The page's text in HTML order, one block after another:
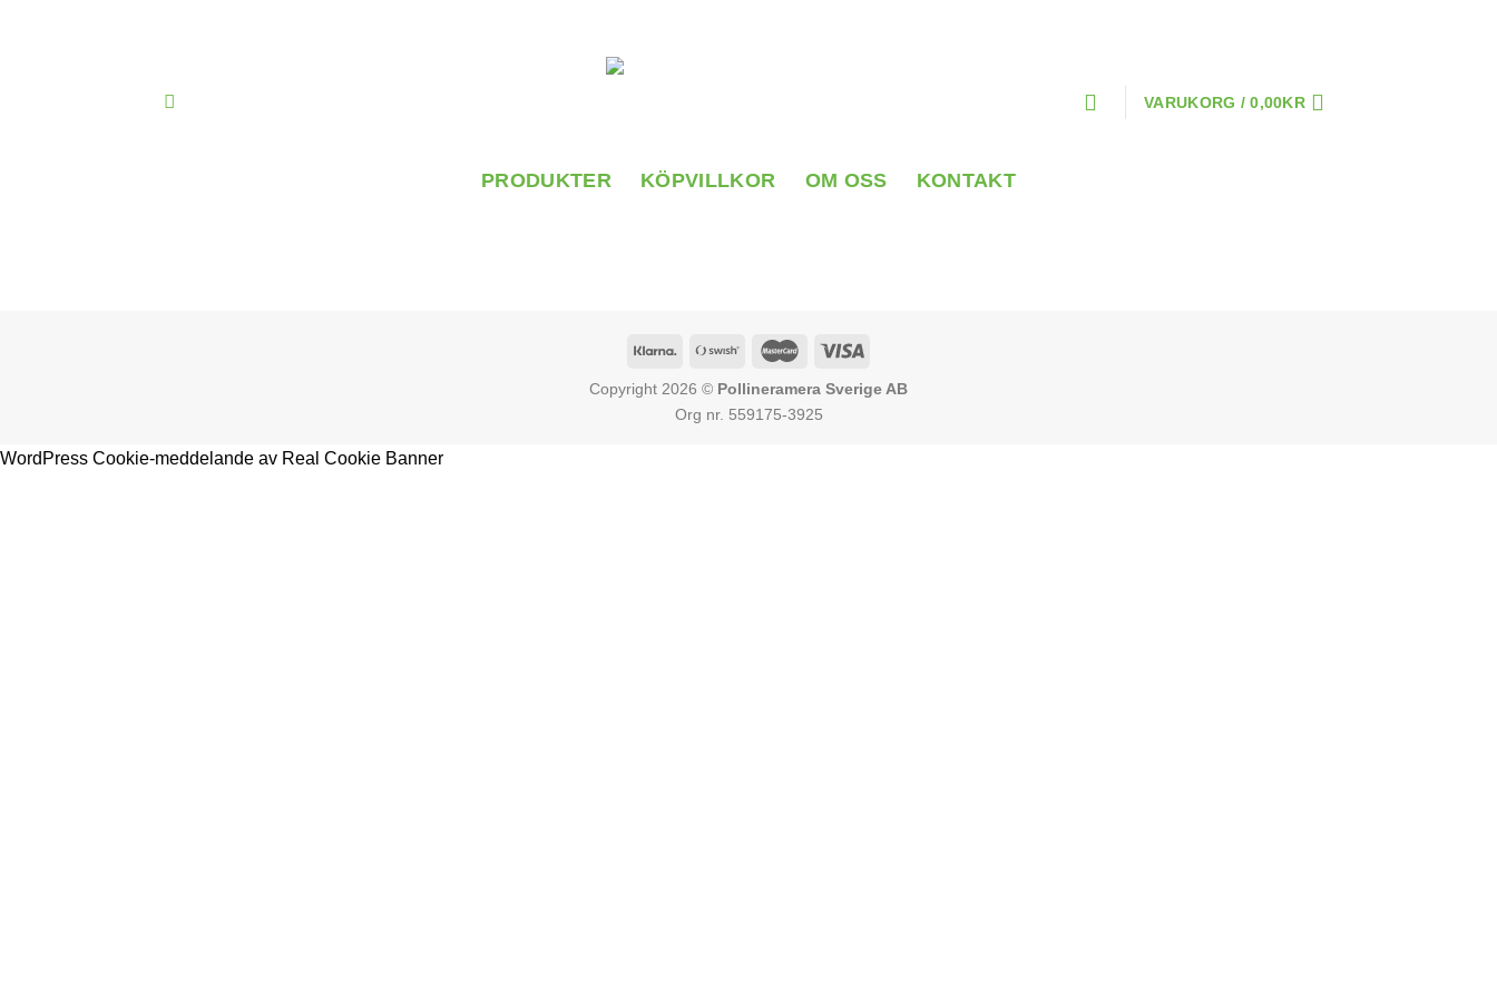
VARUKORG /0,00KR
PRODUKTER KÖPVILLKOR OM OSS KONTAKT
Copyright 2026 © Pollineramera Sverige AB
Org nr. 559175-3925
WordPress Cookie-meddelande av Real Cookie Banner